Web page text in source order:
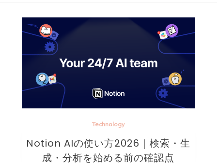
Technology
Notion AIの使い方2026｜検索・生
成・分析を始める前の確認点